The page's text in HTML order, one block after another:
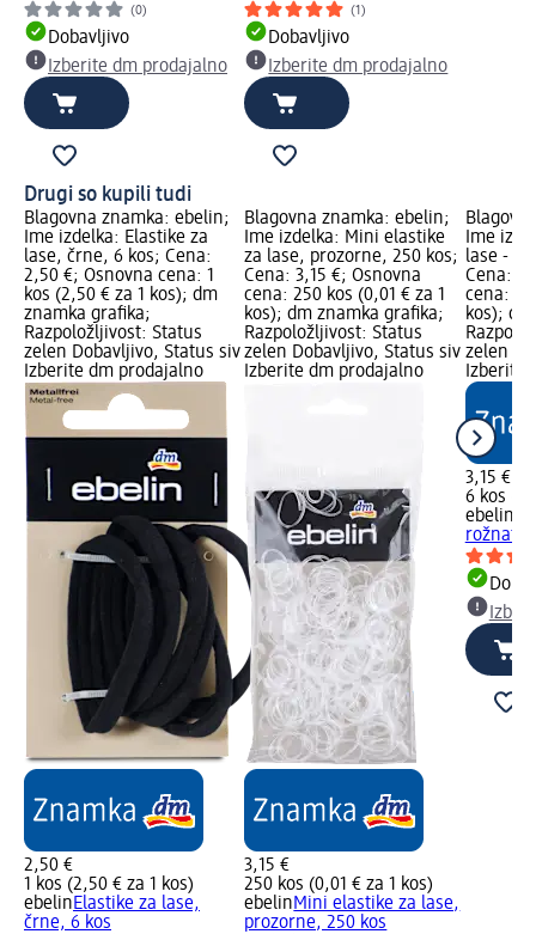
(0)
Dobavljivo
Izberite dm prodajalno
(1)
Dobavljivo
Izberite dm prodajalno
Drugi so kupili tudi
Blagovna znamka: ebelin;
Ime izdelka: Elastike za
lase, črne, 6 kos; Cena:
2,50 €; Osnovna cena: 1
kos (2,50 € za 1 kos); dm
znamka grafika;
Razpoložljivost: Status
zelen Dobavljivo, Status siv
Izberite dm prodajalno
2,50 €
1 kos (2,50 € za 1 kos)
ebelinElastike za lase,
črne, 6 kos
Blagovna znamka: ebelin;
Ime izdelka: Mini elastike
za lase, prozorne, 250 kos;
Cena: 3,15 €; Osnovna
cena: 250 kos (0,01 € za 1
kos); dm znamka grafika;
Razpoložljivost: Status
zelen Dobavljivo, Status siv
Izberite dm prodajalno
3,15 €
250 kos (0,01 € za 1 kos)
ebelinMini elastike za lase,
prozorne, 250 kos
Ime
lase -
Cena:
cena: 6
kos);
zelen
Izberite
3,15 €
6 kos
ebelin
rožnati